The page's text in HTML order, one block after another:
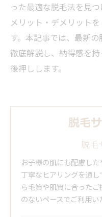
った最適な脱毛法を見
メリット・デメリット
す。本記事では、最新
徹底解説し、納得感を
後押しします。
脱毛
お子様の肌にも配慮した
丁寧なヒアリングを通
ら毛質や肌質に合った
のないペースでご利用い